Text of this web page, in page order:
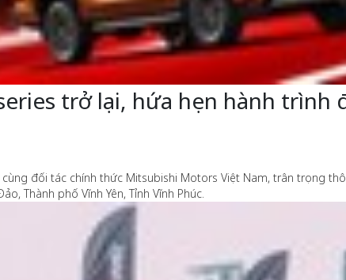
trở lại, hứa hẹn hành trình
đối tác chính thức Mitsubishi Motors Việt Nam, trân trọng
Thành phố Vĩnh Yên, Tỉnh Vĩnh Phúc.